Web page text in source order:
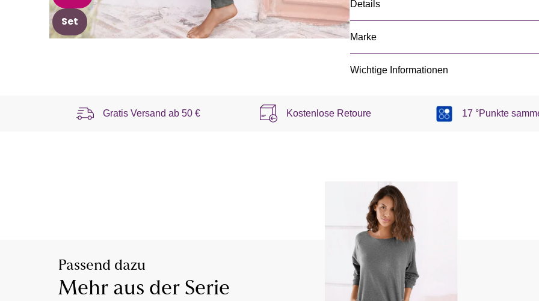
Set
Details
Marke
Wichtige Informationen
Gratis Versand ab 50 € Kostenlose Retoure 17 °Punkte
Passend dazu
Mehr aus der Serie